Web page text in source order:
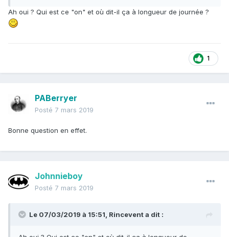
Ah oui ? Qui est ce "on" et où dit-il ça à longueur de journée ?
1
PABerryer
Posté 7 mars 2019
Bonne question en effet.
Johnnieboy
Posté 7 mars 2019
Le 07/03/2019 à 15:51, Rinceventa dit :